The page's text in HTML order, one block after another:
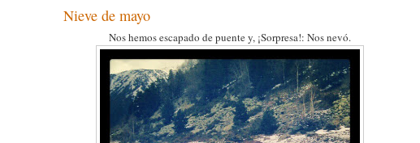
Nieve de mayo
Nos hemos escapado de puente y, ¡Sorpresa!: Nos nevó.